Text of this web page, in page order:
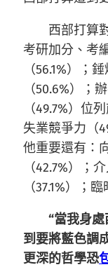
西部打算
考研加分、考
（56.1%）；
（50.6%）；
（49.7%）位
失業競爭力（
他重要還有：
（42.7%）；
（37.1%）；
“當我身
到要將藍色調
更深的哲學恐